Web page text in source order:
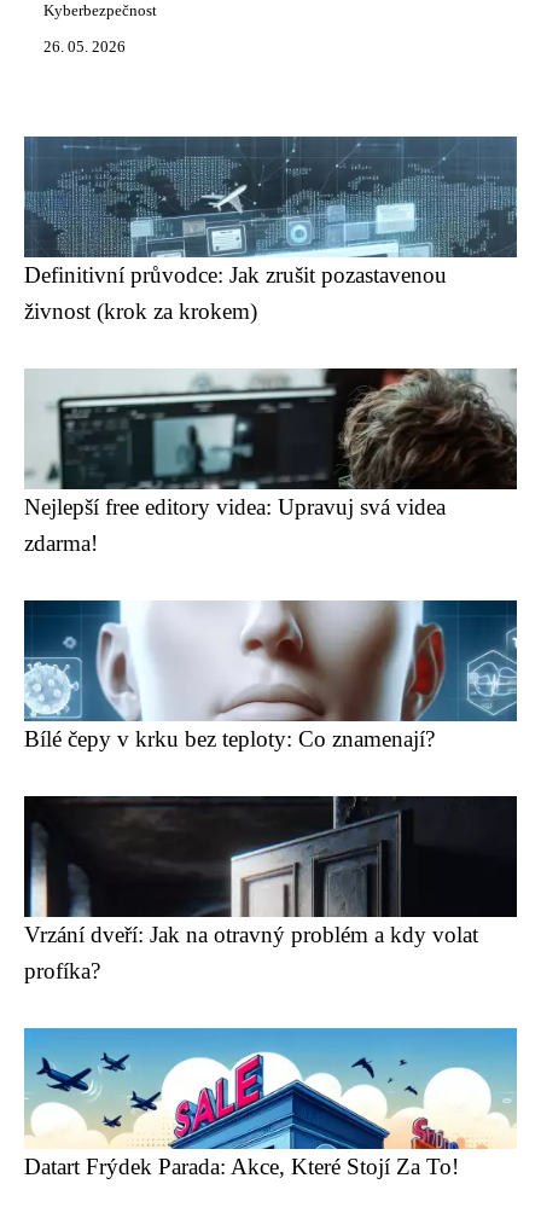
Kyberbezpečnost
26. 05. 2026
Definitivní průvodce: Jak zrušit pozastavenou
živnost (krok za krokem)
Nejlepší free editory videa: Upravuj svá videa
zdarma!
Bílé čepy v krku bez teploty: Co znamenají?
Vrzání dveří: Jak na otravný problém a kdy volat
profíka?
Datart Frýdek Parada: Akce, Které Stojí Za To!